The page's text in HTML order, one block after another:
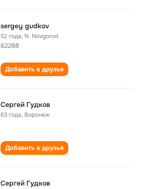
sergey gudkov
52 года, N. Novgorod
62288
Добавить в друзья
Сергей Гудков
63 года, Воронеж
Добавить в друзья
Сергей Гудков